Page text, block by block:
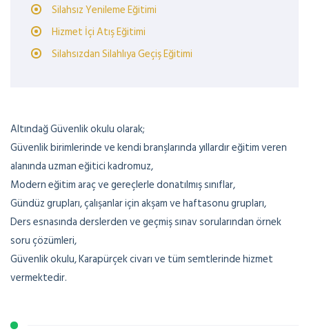
Silahsız Yenileme Eğitimi
Hizmet İçi Atış Eğitimi
Silahsızdan Silahlıya Geçiş Eğitimi
Altındağ Güvenlik okulu olarak;
Güvenlik birimlerinde ve kendi branşlarında yıllardır eğitim veren
alanında uzman eğitici kadromuz,
Modern eğitim araç ve gereçlerle donatılmış sınıflar,
Gündüz grupları, çalışanlar için akşam ve haftasonu grupları,
Ders esnasında derslerden ve geçmiş sınav sorularından örnek
soru çözümleri,
Güvenlik okulu, Karapürçek civarı ve tüm semtlerinde hizmet
vermektedir.